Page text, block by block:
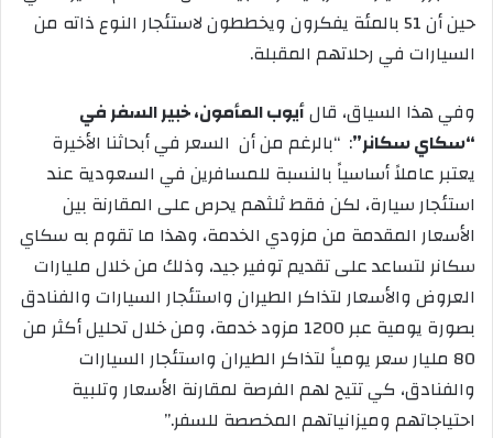
حين أن51بالمئة يفكرون ويخططون لاستئجار النوع ذاته من
السيارات في رحلاتهم المقبلة.
وفي هذا السياق، قالأيوب المأمون، خبير السفر في
“سكاي سكانر”: “بالرغم من أن السعر في أبحاثنا الأخيرة
يعتبر عاملاً أساسياً بالنسبة للمسافرين في السعودية عند
استئجار سيارة، لكن فقط ثلثهم يحرص على المقارنة بين
الأسعار المقدمة من مزودي الخدمة، وهذا ما تقوم به سكاي
سكانر لتساعد على تقديم توفير جيد، وذلك من خلال مليارات
العروض والأسعار لتذاكر الطيران واستئجار السيارات والفنادق
بصورة يومية عبر1200 مزود خدمة، ومن خلال تحليل أكثر من
80 مليار سعر يومياً لتذاكر الطيران واستئجار السيارات
والفنادق، كي تتيح لهم الفرصة لمقارنة الأسعار وتلبية
احتياجاتهم وميزانياتهم المخصصة للسفر.”